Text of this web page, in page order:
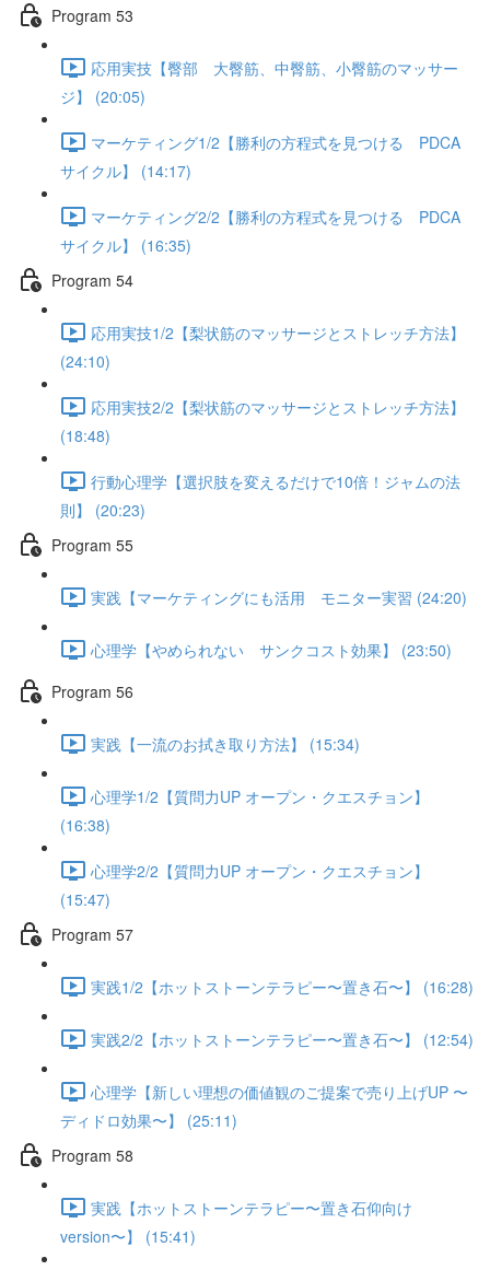
Program 53
応用実技【臀部 大臀筋、中臀筋、小臀筋のマッサー
ジ】 (20:05)
マーケティング1/2【勝利の方程式を見つける PDCA
サイクル】 (14:17)
マーケティング2/2【勝利の方程式を見つける PDCA
サイクル】 (16:35)
Program 54
応用実技1/2【梨状筋のマッサージとストレッチ方法】
(24:10)
応用実技2/2【梨状筋のマッサージとストレッチ方法】
(18:48)
行動心理学【選択肢を変えるだけで10倍！ジャムの法
則】 (20:23)
Program 55
実践【マーケティングにも活用 モニター実習 (24:20)
心理学【やめられない サンクコスト効果】 (23:50)
Program 56
実践【一流のお拭き取り方法】 (15:34)
心理学1/2【質問力UP オープン・クエスチョン】
(16:38)
心理学2/2【質問力UP オープン・クエスチョン】
(15:47)
Program 57
実践1/2【ホットストーンテラピー〜置き石〜】 (16:28)
実践2/2【ホットストーンテラピー〜置き石〜】 (12:54)
心理学【新しい理想の価値観のご提案で売り上げUP 〜
ディドロ効果〜】 (25:11)
Program 58
実践【ホットストーンテラピー〜置き石仰向け
version〜】 (15:41)